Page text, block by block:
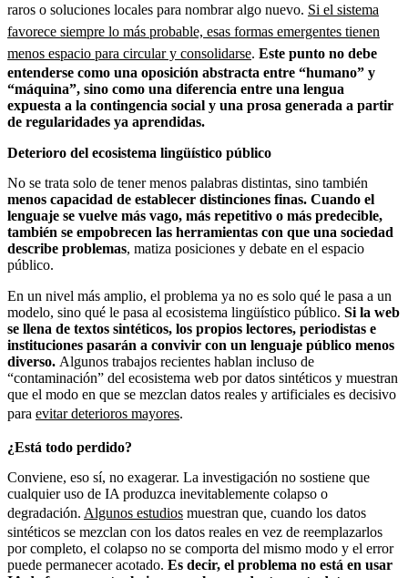
raros o soluciones locales para nombrar algo nuevo. Si el sistema
favorece siempre lo más probable, esas formas emergentes tienen
menos espacio para circular y consolidarse. Este punto no debe
entenderse como una oposición abstracta entre “humano” y
“máquina”, sino como una diferencia entre una lengua
expuesta a la contingencia social y una prosa generada a partir
de regularidades ya aprendidas.
Deterioro del ecosistema lingüístico público
No se trata solo de tener menos palabras distintas, sino también
menos capacidad de establecer distinciones finas. Cuando el
lenguaje se vuelve más vago, más repetitivo o más predecible,
también se empobrecen las herramientas con que una sociedad
describe problemas, matiza posiciones y debate en el espacio
público.
En un nivel más amplio, el problema ya no es solo qué le pasa a un
modelo, sino qué le pasa al ecosistema lingüístico público. Si la web
se llena de textos sintéticos, los propios lectores, periodistas e
instituciones pasarán a convivir con un lenguaje público menos
diverso. Algunos trabajos recientes hablan incluso de
“contaminación” del ecosistema web por datos sintéticos y muestran
que el modo en que se mezclan datos reales y artificiales es decisivo
para evitar deterioros mayores.
¿Está todo perdido?
Conviene, eso sí, no exagerar. La investigación no sostiene que
cualquier uso de IA produzca inevitablemente colapso o
degradación. Algunos estudios muestran que, cuando los datos
sintéticos se mezclan con los datos reales en vez de reemplazarlos
por completo, el colapso no se comporta del mismo modo y el error
puede permanecer acotado. Es decir, el problema no está en usar